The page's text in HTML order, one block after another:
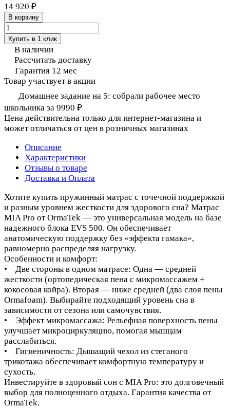
14 920 ₽
В корзину
Купить в 1 клик
В наличии
Рассчитать доставку
Гарантия 12 мес
Товар участвует в акции
Домашнее задание на 5: собрали рабочее место
школьника за 9990 ₽
Цена действительна только для интернет-магазина и
может отличаться от цен в розничных магазинах
Описание
Характеристики
Отзывы о товаре
Доставка и Оплата
Хотите купить пружинный матрас с точечной поддержкой
и разным уровнем жесткости для здорового сна? Матрас
MIA Pro от OrmaTek — это универсальная модель на базе
надежного блока EVS 500. Он обеспечивает
анатомическую поддержку без «эффекта гамака»,
равномерно распределяя нагрузку.
Особенности и комфорт:
• Две стороны в одном матрасе: Одна — средней
жесткости (ортопедическая пена с микромассажем +
кокосовая койра). Вторая — ниже средней (два слоя пены
Ormafoam). Выбирайте подходящий уровень сна в
зависимости от сезона или самочувствия.
• Эффект микромассажа: Рельефная поверхность пены
улучшает микроциркуляцию, помогая мышцам
расслабиться.
• Гигиеничность: Дышащий чехол из стеганого
трикотажа обеспечивает комфортную температуру и
сухость.
Инвестируйте в здоровый сон с MIA Pro: это долговечный
выбор для полноценного отдыха. Гарантия качества от
OrmaTek.